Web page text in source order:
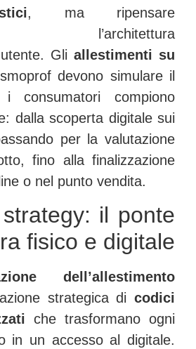
, ma ripensare
l’architettura
Gli allestimenti su
devono simulare il
consumatori compiono
dalla scoperta digitale sui
per la valutazione
fino alla finalizzazione
o nel punto vendita.
il ponte
fisico e digitale
dell’allestimento
strategica di codici
che trasformano ogni
in un accesso al digitale.